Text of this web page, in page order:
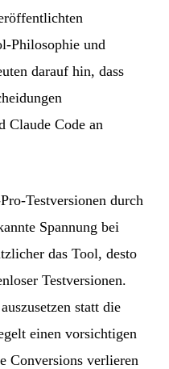
Philosophie und
darauf hin, dass
Claude Code an
Testversionen durch
Spannung bei
das Tool, desto
Testversionen.
statt die
einen vorsichtigen
verlieren